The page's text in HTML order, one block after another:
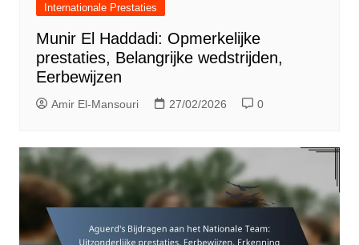
Internationale Prestaties
Munir El Haddadi: Opmerkelijke
prestaties, Belangrijke wedstrijden,
Eerbewijzen
Amir El-Mansouri 27/02/2026 0